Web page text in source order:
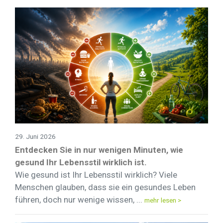
29. Juni 2026
Entdecken Sie in nur wenigen Minuten, wie
gesund Ihr Lebensstil wirklich ist.
Wie gesund ist Ihr Lebensstil wirklich? Viele
Menschen glauben, dass sie ein gesundes Leben
führen, doch nur wenige wissen, ...
mehr lesen >